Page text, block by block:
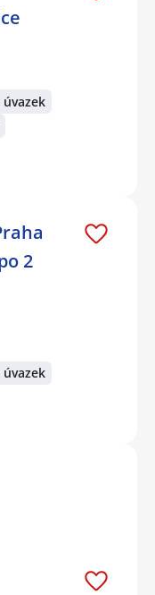
úvazek
2
úvazek